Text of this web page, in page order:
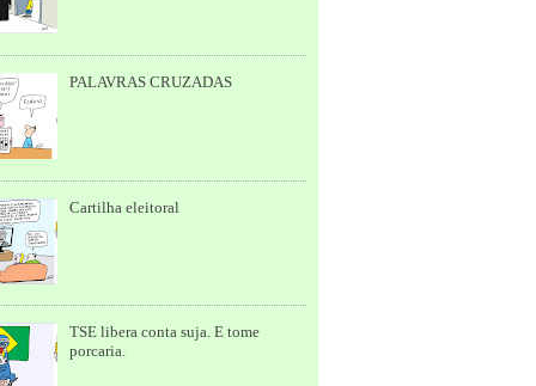
PALAVRAS CRUZADAS
Cartilha eleitoral
TSE libera conta suja. E tome
porcaria.